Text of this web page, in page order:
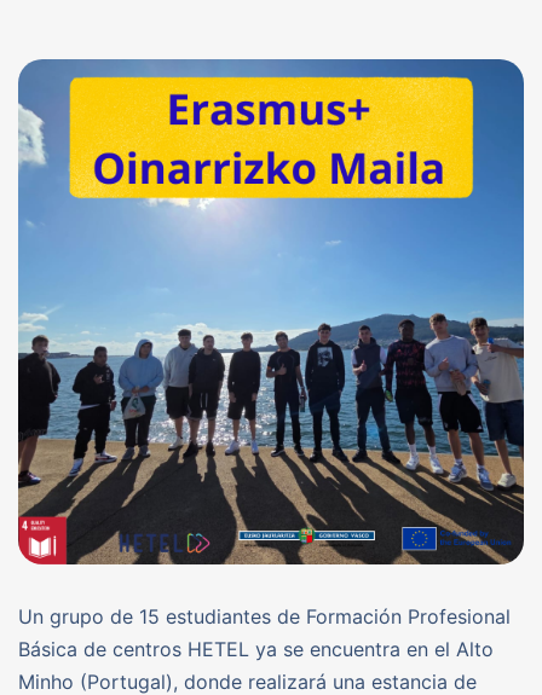
Un grupo de 15 estudiantes de Formación Profesional
Básica de centros HETEL ya se encuentra en el Alto
Minho (Portugal), donde realizará una estancia de